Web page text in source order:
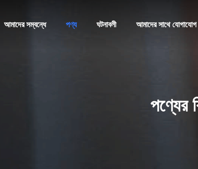
আমাদের সম্বন্ধে পণ্য ঘটনাবলী আমাদের সাথে যোগাযোগ
পণ্যের